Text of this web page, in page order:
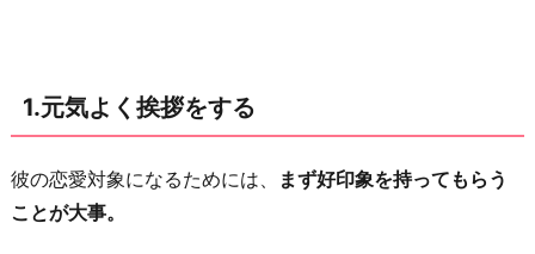
く
帰
る
1.元気よく挨拶をする
彼の恋愛対象になるためには、
まず好印象を持ってもらう
ことが大事。